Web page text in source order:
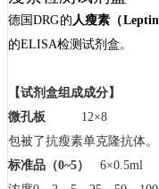
德国DRG的 人瘦素（
的ELISA检测试剂盒。
【试剂盒组成成分】
微孔板
12×8
包被了抗瘦素单克隆抗体。
标准品（0~5）
6×0.5ml